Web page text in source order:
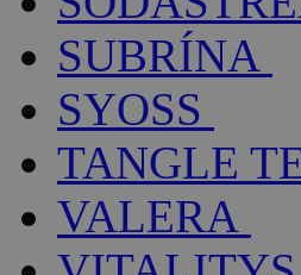
SUBRÍNA
SYOSS
TANGLE
VALERA